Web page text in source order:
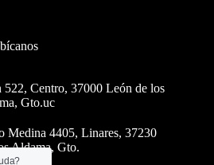
Centro, 37000 León de los
Gto.uc
Medina 4405, Linares, 37230
Aldama, Gto.